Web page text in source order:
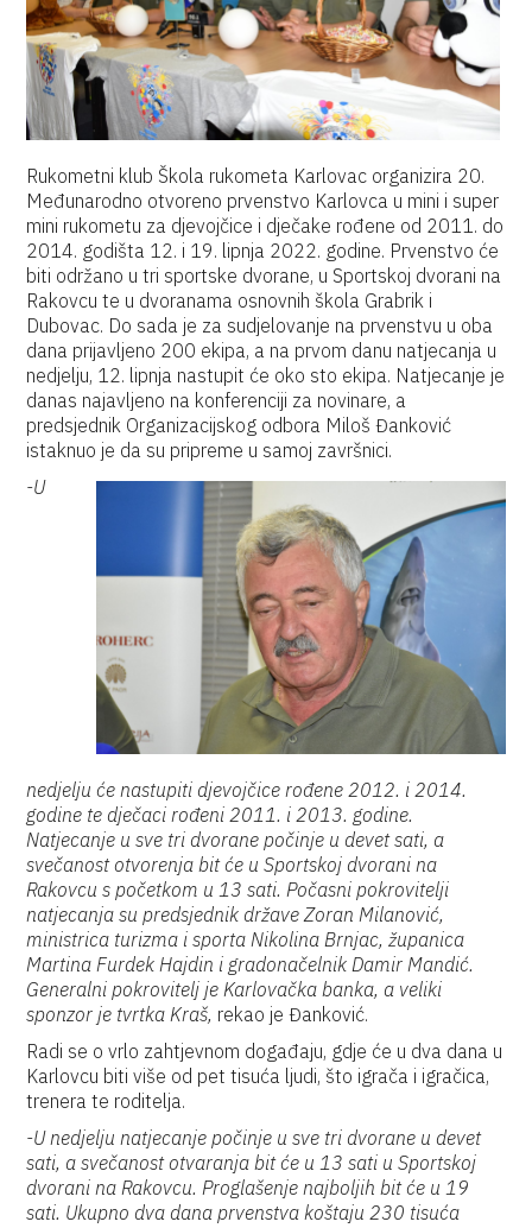
Rukometni klub Škola rukometa Karlovac organizira 20.
Međunarodno otvoreno prvenstvo Karlovca u mini i super
mini rukometu za djevojčice i dječake rođene od 2011. do
2014. godišta 12. i 19. lipnja 2022. godine. Prvenstvo će
biti održano u tri sportske dvorane, u Sportskoj dvorani na
Rakovcu te u dvoranama osnovnih škola Grabrik i
Dubovac. Do sada je za sudjelovanje na prvenstvu u oba
dana prijavljeno 200 ekipa, a na prvom danu natjecanja u
nedjelju, 12. lipnja nastupit će oko sto ekipa. Natjecanje je
danas najavljeno na konferenciji za novinare, a
predsjednik Organizacijskog odbora Miloš Đanković
istaknuo je da su pripreme u samoj završnici.
-U
nedjelju će nastupiti djevojčice rođene 2012. i 2014.
godine te dječaci rođeni 2011. i 2013. godine.
Natjecanje u sve tri dvorane počinje u devet sati, a
svečanost otvorenja bit će u Sportskoj dvorani na
Rakovcu s početkom u 13 sati. Počasni pokrovitelji
natjecanja su predsjednik države Zoran Milanović,
ministrica turizma i sporta Nikolina Brnjac, županica
Martina Furdek Hajdin i gradonačelnik Damir Mandić.
Generalni pokrovitelj je Karlovačka banka, a veliki
sponzor je tvrtka Kraš, rekao je Đanković.
Radi se o vrlo zahtjevnom događaju, gdje će u dva dana u
Karlovcu biti više od pet tisuća ljudi, što igrača i igračica,
trenera te roditelja.
-U nedjelju natjecanje počinje u sve tri dvorane u devet
sati, a svečanost otvaranja bit će u 13 sati u Sportskoj
dvorani na Rakovcu. Proglašenje najboljih bit će u 19
sati. Ukupno dva dana prvenstva koštaju 230 tisuća